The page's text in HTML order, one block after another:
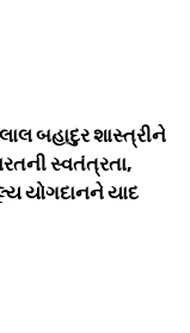
બહાદુર શાસ્ત્રીને
સ્વતંત્રતા,
યોગદાનને યાદ